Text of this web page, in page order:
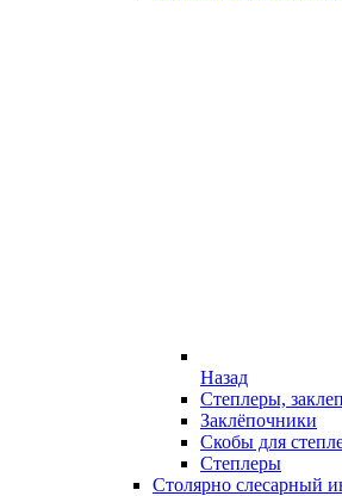
Назад
Степлеры,
Заклёпочники
Скобы для
Степлеры
Столярно слесарный